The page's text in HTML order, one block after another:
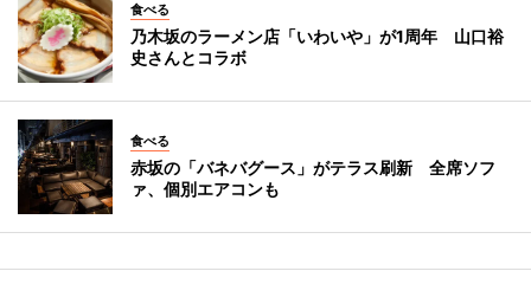
食べる
乃木坂のラーメン店「いわいや」が1周年 山口裕
史さんとコラボ
食べる
赤坂の「バネバグース」がテラス刷新 全席ソフ
ァ、個別エアコンも